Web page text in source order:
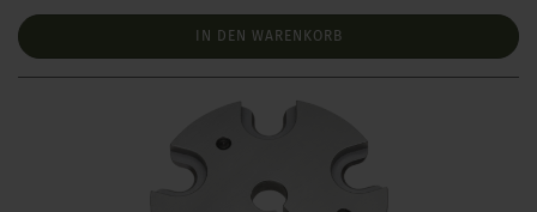
IN DEN WARENKORB